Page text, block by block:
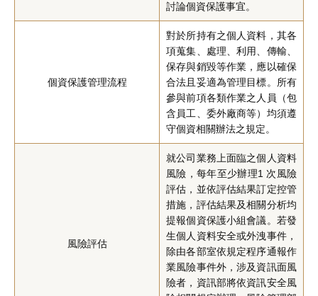
討論個資保護事宜。
個資保護管理流程
對於所持有之個人資料，其各
項蒐集、處理、利用、傳輸、
保存與銷毀等作業，應以確保
合法且妥適為管理目標。所有
參與前項各類作業之人員（包
含員工、委外廠商等）均須遵
守個資相關辦法之規定。
風險評估
就公司業務上面臨之個人資料
風險，每年至少辦理1 次風險
評估，並依評估結果訂定控管
措施，評估結果及相關分析均
提報個資保護小組會議。若發
生個人資料安全或外洩事件，
除由各部室依規定程序通報作
業風險事件外，涉及資訊面風
險者，資訊部將依資訊安全風